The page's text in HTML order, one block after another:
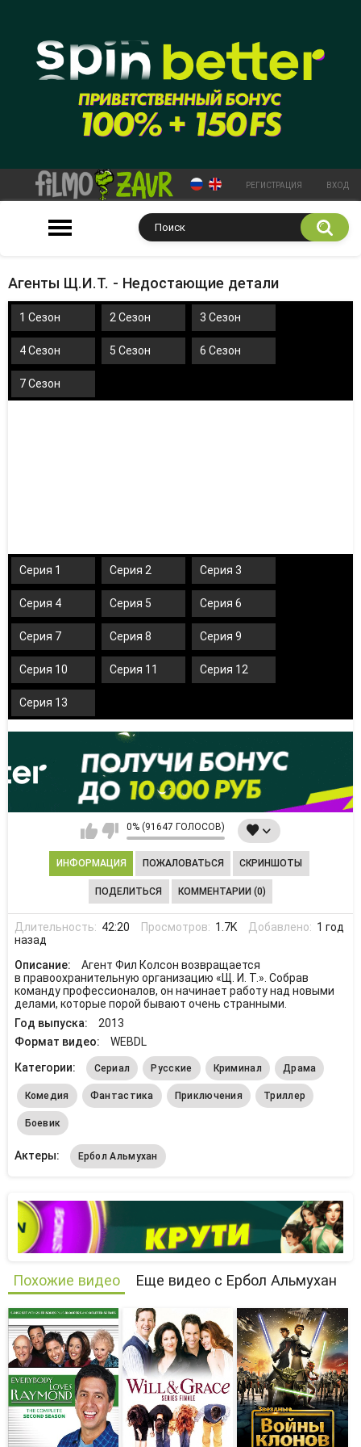
РЕГИСТРАЦИЯ ВХОД
Агенты Щ.И.Т. - Недостающие детали
1 Сезон 2 Сезон 3 Сезон
4 Сезон 5 Сезон 6 Сезон
7 Сезон
Серия 1 Серия 2 Серия 3
Серия 4 Серия 5 Серия 6
Серия 7 Серия 8 Серия 9
Серия 10 Серия 11 Серия 12
Серия 13
0% (91647 ГОЛОСОВ)
ИНФОРМАЦИЯ ПОЖАЛОВАТЬСЯ СКРИНШОТЫ
ПОДЕЛИТЬСЯ КОММЕНТАРИИ (0)
Длительность: 42:20 Просмотров: 1.7K Добавлено: 1 год
назад
Описание:
Агент Фил Колсон возвращается
в правоохранительную организацию «Щ. И. Т.». Собрав
команду профессионалов, он начинает работу над новыми
делами, которые порой бывают очень странными.
Год выпуска:
2013
Формат видео:
WEBDL
Категории:
Сериал Русские Криминал Драма
Комедия Фантастика Приключения Триллер
Боевик
Актеры: Ербол Альмухан
Похожие видео Еще видео с Ербол Альмухан